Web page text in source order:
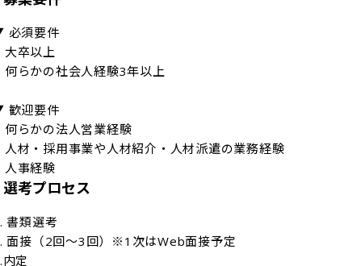
必須要件
大卒以上
何らかの社会人経験3年以上
歓迎要件
何らかの法人営業経験
人材・採用事業や人材紹介・人材派遣の業務経験
人事経験
選考プロセス
書類選考
面接（2回～3回）※1次はWeb面接予定
定